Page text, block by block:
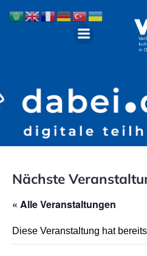
Nächste
« Alle Veranstaltungen
Diese Veranstaltung hat